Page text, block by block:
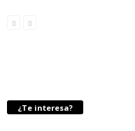
¿Te interesa?